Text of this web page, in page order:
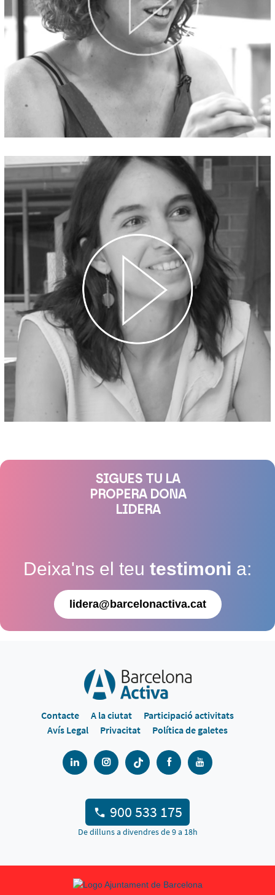
SIGUES TU LA
PROPERA DONA
LIDERA
Deixa'ns el teu testimoni a:
lidera@barcelonactiva.cat
Contacte A la ciutat
Participació activitats
Avís Legal
Privacitat Política de galetes
900 533 175
De dilluns a divendres de 9 a 18h